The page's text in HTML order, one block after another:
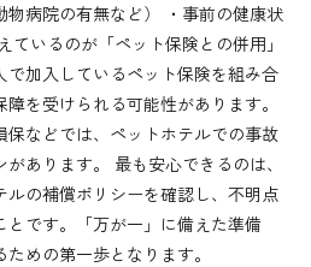
物病院の有無など） ・事前の健康状
いるのが「ペット保険との併用」
で加入しているペット保険を組み合
を受けられる可能性があります。
保などでは、ペットホテルでの事故
あります。 最も安心できるのは、
ルの補償ポリシーを確認し、不明点
です。「万が一」に備えた準備
めの第一歩となります。